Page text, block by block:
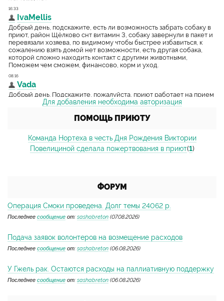
Для добавления необходима авторизация
ПОМОЩЬ ПРИЮТУ
Команда Нортеха в честь Дня Рождения Виктории
Повелициной сделала пожертвования в приют(1)
ФОРУМ
Операция Смоки проведена. Долг темы 24062 р.
Последнее сообщение от: sashabreton (07.08.2026)
Подача заявок волонтеров на возмещение расходов
Последнее сообщение от: sashabreton (06.08.2026)
У Гжель рак. Остаются расходы на паллиативную поддержку
Последнее сообщение от: sashabreton (06.08.2026)